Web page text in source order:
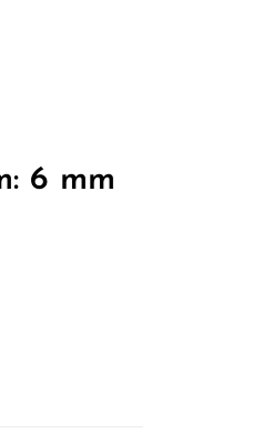
6 mm